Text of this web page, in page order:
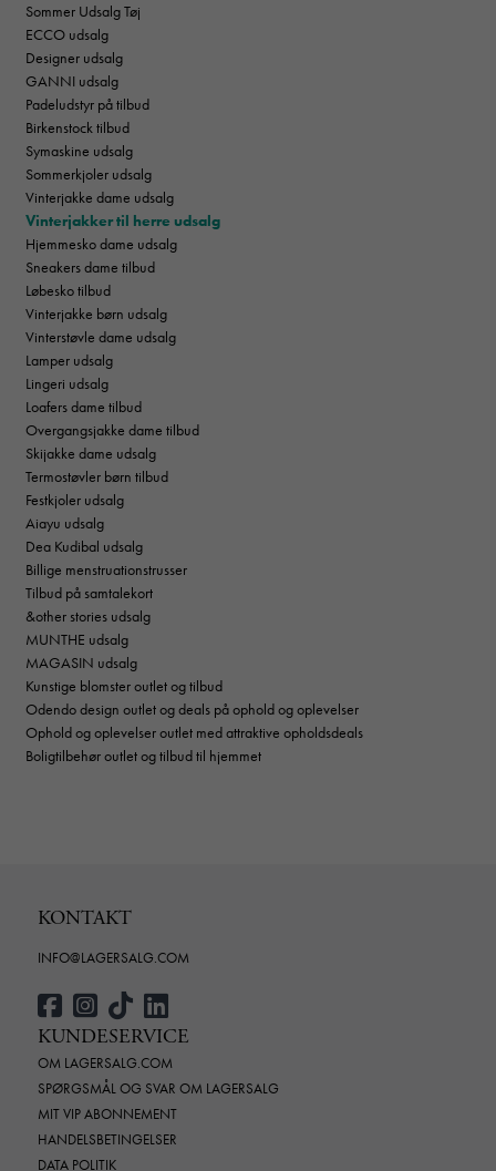
Sommer Udsalg Tøj
ECCO udsalg
Designer udsalg
GANNI udsalg
Padeludstyr på tilbud
Birkenstock tilbud
Symaskine udsalg
Sommerkjoler udsalg
Vinterjakke dame udsalg
Vinterjakker til herre udsalg
Hjemmesko dame udsalg
Sneakers dame tilbud
Løbesko tilbud
Vinterjakke børn udsalg
Vinterstøvle dame udsalg
Lamper udsalg
Lingeri udsalg
Loafers dame tilbud
Overgangsjakke dame tilbud
Skijakke dame udsalg
Termostøvler børn tilbud
Festkjoler udsalg
Aiayu udsalg
Dea Kudibal udsalg
Billige menstruationstrusser
Tilbud på samtalekort
&other stories udsalg
MUNTHE udsalg
MAGASIN udsalg
Kunstige blomster outlet og tilbud
Odendo design outlet og deals på ophold og oplevelser
Ophold og oplevelser outlet med attraktive opholdsdeals
Boligtilbehør outlet og tilbud til hjemmet
KONTAKT
INFO@LAGERSALG.COM
KUNDESERVICE
OM LAGERSALG.COM
SPØRGSMÅL OG SVAR OM LAGERSALG
MIT VIP ABONNEMENT
HANDELSBETINGELSER
DATA POLITIK